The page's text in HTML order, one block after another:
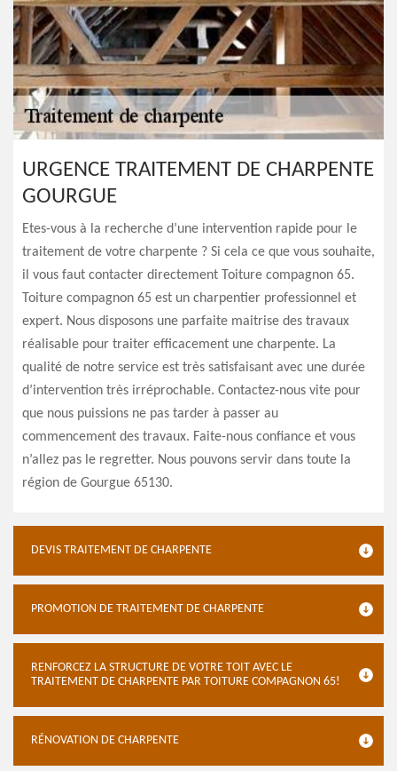
URGENCE TRAITEMENT DE CHARPENTE
GOURGUE
Etes-vous à la recherche d’une intervention rapide pour le
traitement de votre charpente ? Si cela ce que vous souhaite,
il vous faut contacter directement Toiture compagnon 65.
Toiture compagnon 65 est un charpentier professionnel et
expert. Nous disposons une parfaite maitrise des travaux
réalisable pour traiter efficacement une charpente. La
qualité de notre service est très satisfaisant avec une durée
d’intervention très irréprochable. Contactez-nous vite pour
que nous puissions ne pas tarder à passer au
commencement des travaux. Faite-nous confiance et vous
n’allez pas le regretter. Nous pouvons servir dans toute la
région de Gourgue 65130.
DEVIS TRAITEMENT DE CHARPENTE
PROMOTION DE TRAITEMENT DE CHARPENTE
RENFORCEZ LA STRUCTURE DE VOTRE TOIT AVEC LE
TRAITEMENT DE CHARPENTE PAR TOITURE COMPAGNON 65!
RÉNOVATION DE CHARPENTE